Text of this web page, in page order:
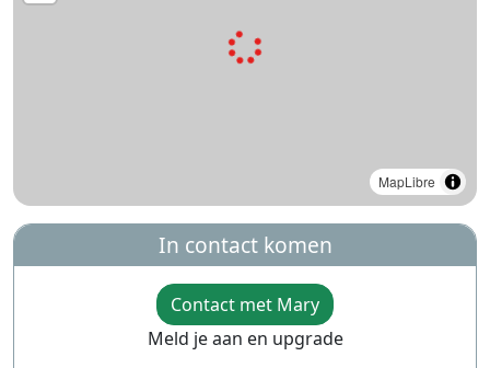
MapLibre
In contact komen
Contact met Mary
Meld je aan en upgrade